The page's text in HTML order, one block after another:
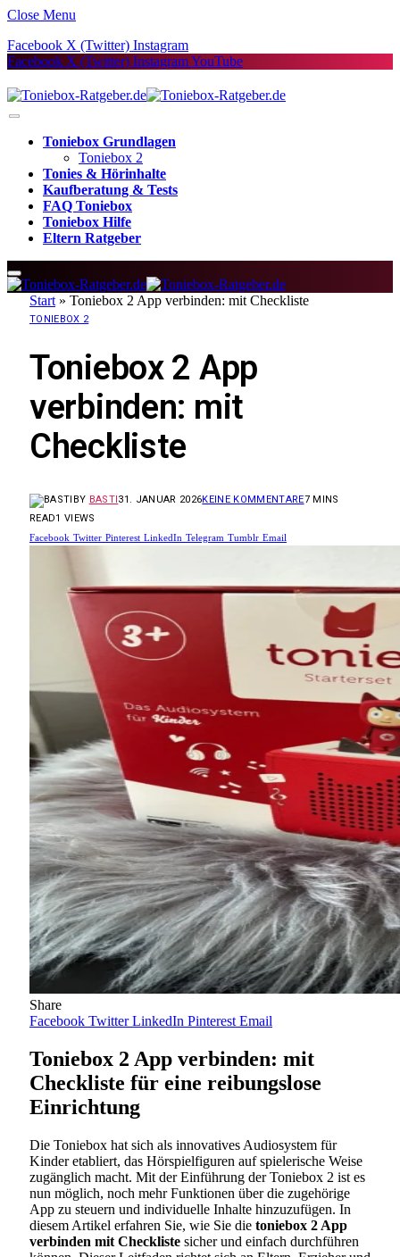
Close Menu
Facebook X (Twitter) Instagram
Facebook X (Twitter) InstagramYouTube
Toniebox Grundlagen
Toniebox 2
Tonies & Hörinhalte
Kaufberatung & Tests
FAQ Toniebox
Toniebox Hilfe
Eltern Ratgeber
Start » Toniebox 2 App verbinden: mit Checkliste
TONIEBOX 2
Toniebox 2 App
verbinden: mit
Checkliste
BY BASTI31. JANUAR 2026KEINE KOMMENTARE7 MINS
READ1 VIEWS
Facebook Twitter Pinterest LinkedIn Telegram Tumblr Email
Share
Facebook Twitter LinkedIn Pinterest Email
Toniebox 2 App verbinden: mit
Checkliste für eine reibungslose
Einrichtung
Die Toniebox hat sich als innovatives Audiosystem für
Kinder etabliert, das Hörspielfiguren auf spielerische Weise
zugänglich macht. Mit der Einführung der Toniebox 2 ist es
nun möglich, noch mehr Funktionen über die zugehörige
App zu steuern und individuelle Inhalte hinzuzufügen. In
diesem Artikel erfahren Sie, wie Sie die toniebox 2 App
verbinden mit Checkliste sicher und einfach durchführen